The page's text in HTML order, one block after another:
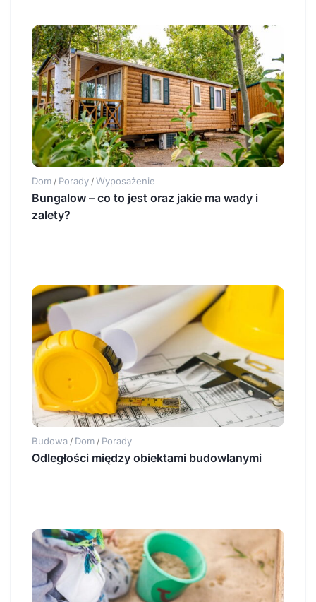
Dom / Porady / Wyposażenie
Bungalow – co to jest oraz jakie ma wady i
zalety?
Budowa / Dom / Porady
Odległości między obiektami budowlanymi